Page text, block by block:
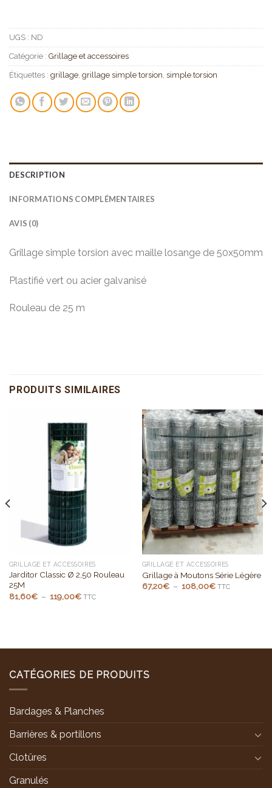
UGS : ND
Catégorie : Grillage et accessoires
Étiquettes : grillage grillage simple torsion simple torsion
DESCRIPTION
INFORMATIONS COMPLÉMENTAIRES
AVIS (0)
Grillage simple torsion avec maille losange de 50x50mm
Plastifié vert ou acier galvanisé
Rouleau de 25 m
PRODUITS SIMILAIRES
GRILLAGE ET ACCESSOIRES
Jarditor Classic Ø 2,50 Rouleau
25M
81,60€ – 119,00€Plage
TTC
GRILLAGE ET ACCESSOIRES
Grillage à Moutons Série Légère
67,20€ – 108,00€Plage
TTC
CATÉGORIES DE PRODUITS
Bardages & Planches
Barrières & portillons
Clotûres
Granulés